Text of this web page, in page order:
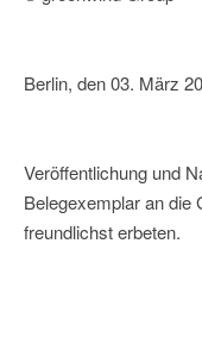
Berlin, den 03. März
Veröffentlichung und
Belegexemplar an die
freundlichst erbeten.